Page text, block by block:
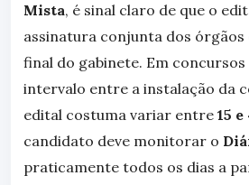
Mista, é sinal claro de que o
assinatura conjunta dos órgãos
final do gabinete. Em
intervalo entre a instalação da
edital costuma variar entre 15
candidato deve monitorar o
praticamente todos os dias a